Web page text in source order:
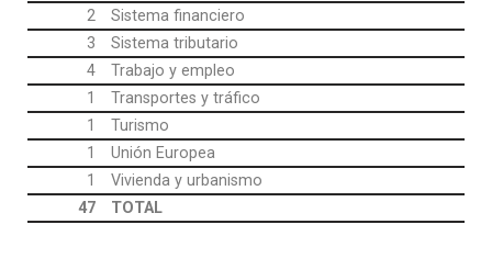
2
Sistema financiero
3
Sistema tributario
4
Trabajo y empleo
1
Transportes y tráfico
1
Turismo
1
Unión Europea
1
Vivienda y urbanismo
47
TOTAL